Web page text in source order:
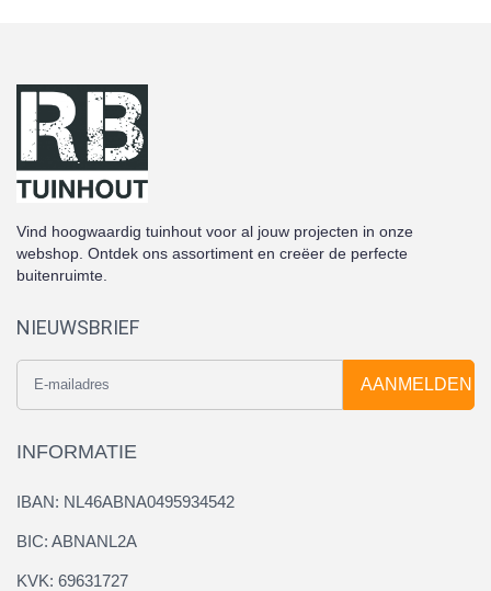
Vind hoogwaardig tuinhout voor al jouw projecten in onze
webshop. Ontdek ons assortiment en creëer de perfecte
buitenruimte.
NIEUWSBRIEF
AANMELDEN
INFORMATIE
IBAN: NL46ABNA0495934542
BIC: ABNANL2A
KVK: 69631727